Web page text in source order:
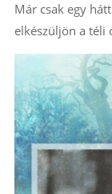
Már csak egy
elkészüljön a téli